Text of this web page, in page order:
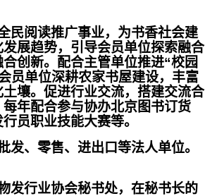
民阅读推广事业，为书香社会建
展趋势，引导会员单位探索融合
创新。配合主管单位推进“校园
员单位深耕农家书屋建设，丰富
壤。促进行业交流，搭建交流合
年配合参与协办北京图书订货
员职业技能大赛等。
、零售、进出口等法人单位。
发行业协会秘书处，在秘书长的